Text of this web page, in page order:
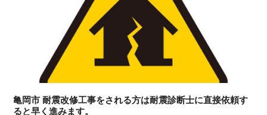
亀岡市 耐震改修工事をされる方は耐震診断士に直接依頼す
ると早く進みます。